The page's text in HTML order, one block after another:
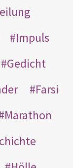
Impuls
Gedicht
Farsi
Marathon